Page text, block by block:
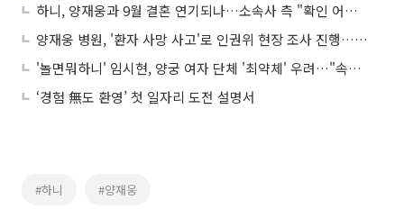
하니, 양재웅과 9월 결혼 연기되나…소속사 측 "확인 어려워"
양재웅 병원, '환자 사망 사고'로 인권위 현장 조사 진행…CCTV 등 확보
'놀면뭐하니' 임시현, 양궁 여자 단체 '최약체' 우려…"속상해, 직접 댓글 달아"
‘경험 無도 환영’ 첫 일자리 도전 설명서
#하니 #양재웅